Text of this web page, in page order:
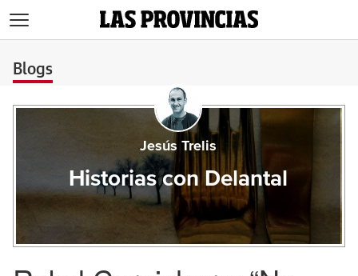
Blogs
Jesús Trelis
Historias con Delantal